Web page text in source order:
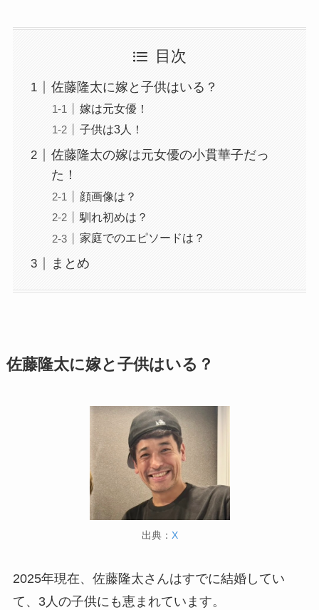
目次
佐藤隆太に嫁と子供はいる？
嫁は元女優！
子供は3人！
佐藤隆太の嫁は元女優の小貫華子だっ
た！
顔画像は？
馴れ初めは？
家庭でのエピソードは？
まとめ
佐藤隆太に嫁と子供はいる？
出典： X
2025年現在、佐藤隆太さんはすでに結婚してい
て、3人の子供にも恵まれています。